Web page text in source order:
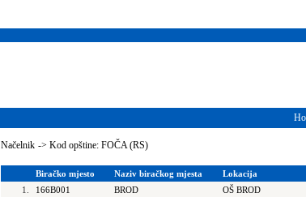
Načelnik -> Kod opštine: FOČA (RS)
Biračko mjesto Naziv biračkog mjesta
Lokacija
1.
166B001 BROD OŠ BROD